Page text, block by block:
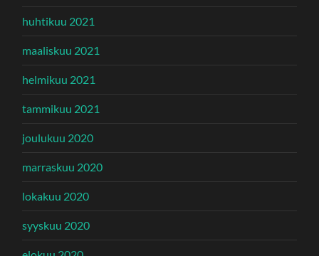
huhtikuu 2021
maaliskuu 2021
helmikuu 2021
tammikuu 2021
joulukuu 2020
marraskuu 2020
lokakuu 2020
syyskuu 2020